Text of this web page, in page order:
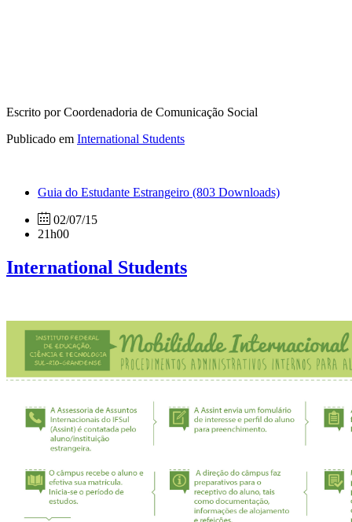
Escrito por Coordenadoria de Comunicação Social
Publicado em International Students
Guia do Estudante Estrangeiro (803 Downloads)
02/07/15
21h00
International Students